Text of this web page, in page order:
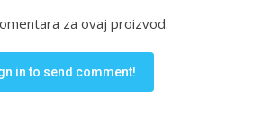
za ovaj proizvod.
in to send comment!